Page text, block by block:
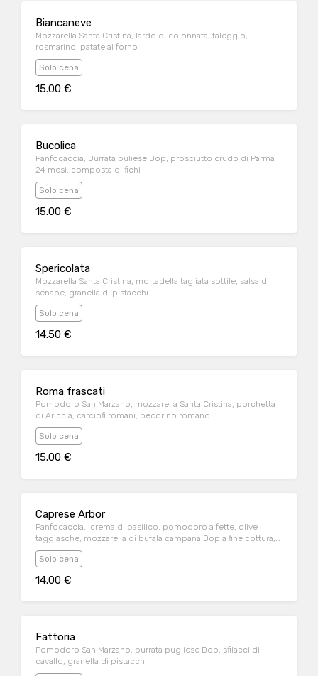
Biancaneve
Mozzarella Santa Cristina, lardo di colonnata, taleggio,
rosmarino, patate al forno
Solo cena
15.00 €
Bucolica
Panfocaccia, Burrata puliese Dop, prosciutto crudo di Parma
24 mesi, composta di fichi
Solo cena
15.00 €
Spericolata
Mozzarella Santa Cristina, mortadella tagliata sottile, salsa di
senape, granella di pistacchi
Solo cena
14.50 €
Roma frascati
Pomodoro San Marzano, mozzarella Santa Cristina, porchetta
di Ariccia, carciofi romani, pecorino romano
Solo cena
15.00 €
Caprese Arbor
Panfocaccia,, crema di basilico, pomodoro a fette, olive
taggiasche, mozzarella di bufala campana Dop a fine cottura,
origano, salsa di pomodoro a parte
Solo cena
14.00 €
Fattoria
Pomodoro San Marzano, burrata pugliese Dop, sfilacci di
cavallo, granella di pistacchi